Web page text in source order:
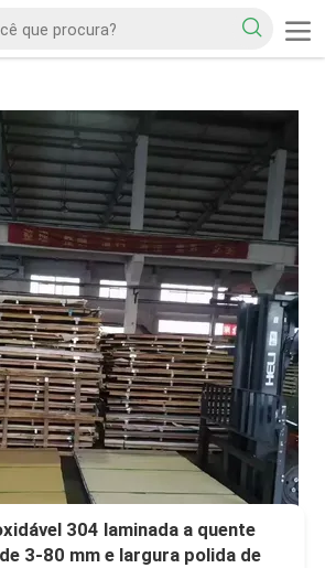
304 laminada a quente
3-80 mm e largura polida de